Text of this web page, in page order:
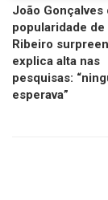
João Gonçalves
popularidade de
Ribeiro
explica alta nas
pesquisas:
esperava”